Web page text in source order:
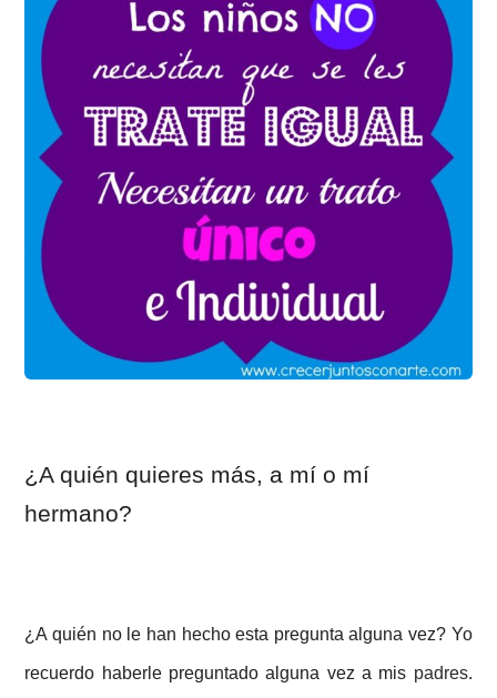
¿A quién quieres más, a mí o mí
hermano?
¿A quién no le han hecho esta pregunta alguna vez? Yo
recuerdo haberle preguntado alguna vez a mis padres.